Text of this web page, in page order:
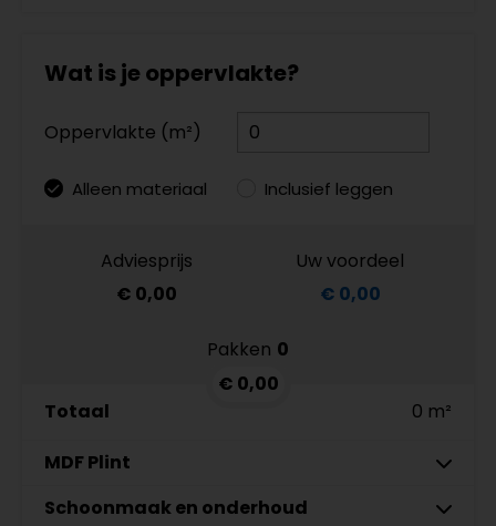
Wat is je oppervlakte?
Oppervlakte (m²)
Alleen materiaal Inclusief leggen
Adviesprijs
€ 0,00
Uw voordeel
€ 0,00
Pakken 0
€ 0,00
Totaal
0 m²
MDF Plint
7 cm
Schoonmaak en onderhoud